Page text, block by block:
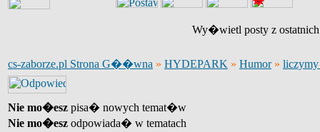
Wy�wietl posty z
cs-zaborze.pl Strona G��wna » HYDEPARK » Humor» liczymy
Nie mo�esz pisa� nowych temat�w
Nie mo�esz odpowiada� w tematach